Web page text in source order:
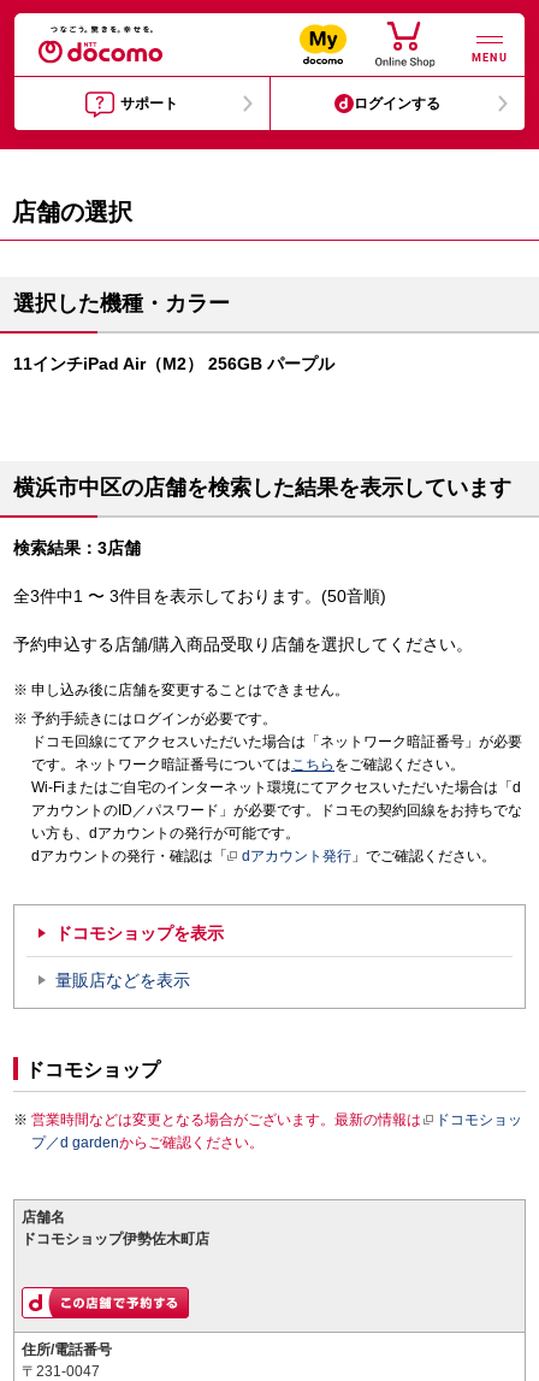
MENU
サポート ログインする
店舗の選択
選択した機種・カラー
11インチiPad Air（M2） 256GB パープル
横浜市中区の店舗を検索した結果を表示しています
検索結果：3店舗
全3件中1 〜 3件目を表示しております。(50音順)
予約申込する店舗/購入商品受取り店舗を選択してください。
申し込み後に店舗を変更することはできません。
予約手続きにはログインが必要です。
ドコモ回線にてアクセスいただいた場合は「ネットワーク暗証番号」が必要
です。ネットワーク暗証番号についてはこちら をご確認ください。
Wi-Fiまたはご自宅のインターネット環境にてアクセスいただいた場合は「d
アカウントのID／パスワード」が必要です。ドコモの契約回線をお持ちでな
い方も、dアカウントの発行が可能です。
dアカウントの発行・確認は「
dアカウント発行 」でご確認ください。
ドコモショップを表示
量販店などを表示
ドコモショップ
営業時間などは変更となる場合がございます。最新の情報は
ドコモショッ
プ／d gardenからご確認ください。
店舗名
ドコモショップ伊勢佐木町店
住所/電話番号
〒231-0047